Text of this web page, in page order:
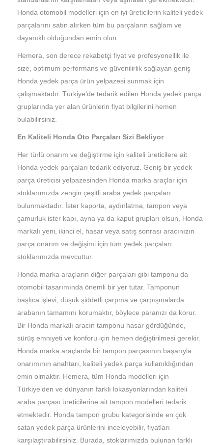
Honda otomobil modelleri için en iyi üreticilerin kaliteli yedek
parçalarını satın alırken tüm bu parçaların sağlam ve
dayanıklı olduğundan emin olun.
Hemera, son derece rekabetçi fiyat ve profesyonellik ile
size, optimum performans ve güvenilirlik sağlayan geniş
Honda yedek parça ürün yelpazesi sunmak için
çalışmaktadır. Türkiye’de tedarik edilen Honda yedek parça
gruplarında yer alan ürünlerin fiyat bilgilerini hemen
bulabilirsiniz.
En Kaliteli Honda Oto Parçaları Sizi Bekliyor
Her türlü onarım ve değiştirme için kaliteli üreticilere ait
Honda yedek parçaları tedarik ediyoruz. Geniş bir yedek
parça üreticisi yelpazesinden Honda marka araçlar için
stoklarımızda zengin çeşitli araba yedek parçaları
bulunmaktadır. İster kaporta, aydınlatma, tampon veya
çamurluk ister kapı, ayna ya da kaput grupları olsun, Honda
markalı yeni, ikinci el, hasar veya satış sonrası aracınızın
parça onarım ve değişimi için tüm yedek parçaları
stoklarımızda mevcuttur.
Honda marka araçların diğer parçaları gibi tamponu da
otomobil tasarımında önemli bir yer tutar. Tamponun
başlıca işlevi, düşük şiddetli çarpma ve çarpışmalarda
arabanın tamamını korumaktır, böylece paranızı da korur.
Bir Honda markalı aracın tamponu hasar gördüğünde,
sürüş emniyeti ve konforu için hemen değiştirilmesi gerekir.
Honda marka araçlarda bir tampon parçasının başarıyla
onarımının anahtarı, kaliteli yedek parça kullanıldığından
emin olmaktır. Hemera, tüm Honda modelleri için
Türkiye’den ve dünyanın farklı lokasyonlarından kaliteli
araba parçası üreticilerine ait tampon modelleri tedarik
etmektedir. Honda tampon grubu kategorisinde en çok
satan yedek parça ürünlerini inceleyebilir, fiyatları
karşılaştırabilirsiniz. Burada, stoklarımızda bulunan farklı